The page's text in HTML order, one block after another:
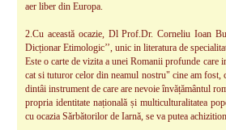
aer liber din Europa.
2.Cu această ocazie, Dl Prof.Dr. Corneliu Ioan
Dicționar Etimologic’’, unic in literatura de
Este o carte de vizita a unei Romanii profunde care
cat si tuturor celor din neamul nostru" cine am
dintâi instrument de care are nevoie învățământul
propria identitate națională și multiculturalitatea
cu ocazia Sărbătorilor de Iarnă, se va putea